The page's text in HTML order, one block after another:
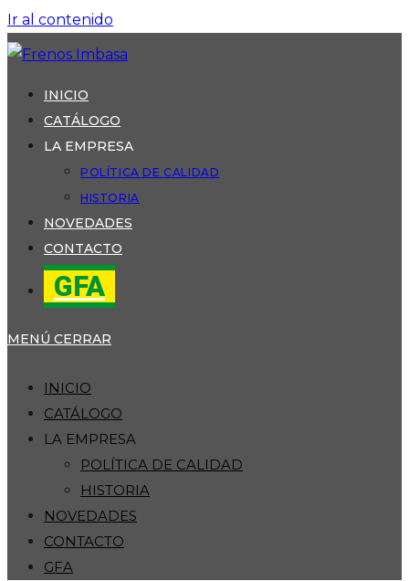
Ir al contenido
INICIO
CATÁLOGO
LA EMPRESA
POLÍTICA DE CALIDAD
HISTORIA
NOVEDADES
CONTACTO
GFA
MENÚ CERRAR
INICIO
CATÁLOGO
LA EMPRESA
POLÍTICA DE CALIDAD
HISTORIA
NOVEDADES
CONTACTO
GFA